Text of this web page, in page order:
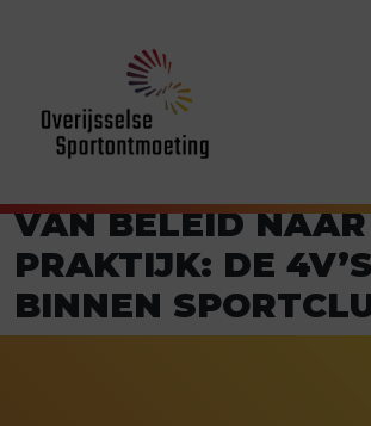
VAN BELEID NAAR
PRAKTIJK: DE 4V’S
BINNEN